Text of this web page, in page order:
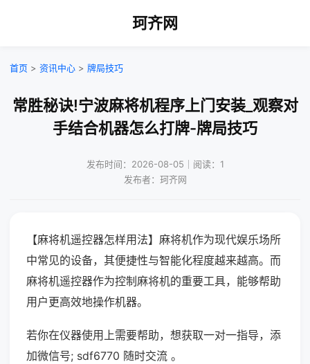
珂齐网
首页 > 资讯中心 > 牌局技巧
常胜秘诀!宁波麻将机程序上门安装_观察对
手结合机器怎么打牌-牌局技巧
发布时间：2026-08-05｜阅读：1
发布者：珂齐网
【麻将机遥控器怎样用法】麻将机作为现代娱乐场所
中常见的设备，其便捷性与智能化程度越来越高。而
麻将机遥控器作为控制麻将机的重要工具，能够帮助
用户更高效地操作机器。
若你在仪器使用上需要帮助，想获取一对一指导，添
加微信号; sdf6770 随时交流 。